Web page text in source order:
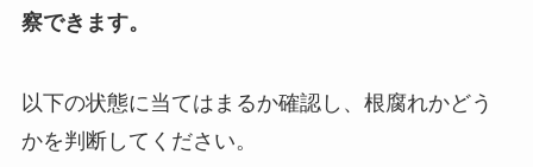
察できます。
以下の状態に当てはまるか確認し、根腐れかどう
かを判断してください。